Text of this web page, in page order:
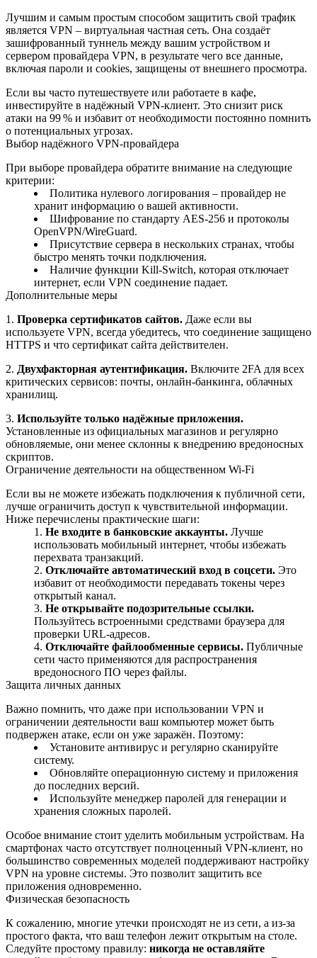
Лучшим и самым простым способом защитить свой трафик
является VPN – виртуальная частная сеть. Она создаёт
зашифрованный туннель между вашим устройством и
сервером провайдера VPN, в результате чего все данные,
включая пароли и cookies, защищены от внешнего просмотра.
Если вы часто путешествуете или работаете в кафе,
инвестируйте в надёжный VPN‑клиент. Это снизит риск
атаки на 99 % и избавит от необходимости постоянно помнить
о потенциальных угрозах.
Выбор надёжного VPN‑провайдера
При выборе провайдера обратите внимание на следующие
критерии:
Политика нулевого логирования – провайдер не
хранит информацию о вашей активности.
Шифрование по стандарту AES‑256 и протоколы
OpenVPN/WireGuard.
Присутствие сервера в нескольких странах, чтобы
быстро менять точки подключения.
Наличие функции Kill‑Switch, которая отключает
интернет, если VPN соединение падает.
Дополнительные меры
1. Проверка сертификатов сайтов. Даже если вы
используете VPN, всегда убедитесь, что соединение защищено
HTTPS и что сертификат сайта действителен.
2. Двухфакторная аутентификация. Включите 2FA для всех
критических сервисов: почты, онлайн‑банкинга, облачных
хранилищ.
3. Используйте только надёжные приложения.
Установленные из официальных магазинов и регулярно
обновляемые, они менее склонны к внедрению вредоносных
скриптов.
Ограничение деятельности на общественном Wi‑Fi
Если вы не можете избежать подключения к публичной сети,
лучше ограничить доступ к чувствительной информации.
Ниже перечислены практические шаги:
Не входите в банковские аккаунты. Лучше
использовать мобильный интернет, чтобы избежать
перехвата транзакций.
Отключайте автоматический вход в соцсети. Это
избавит от необходимости передавать токены через
открытый канал.
Не открывайте подозрительные ссылки.
Пользуйтесь встроенными средствами браузера для
проверки URL‑адресов.
Отключайте файлообменные сервисы. Публичные
сети часто применяются для распространения
вредоносного ПО через файлы.
Защита личных данных
Важно помнить, что даже при использовании VPN и
ограничении деятельности ваш компьютер может быть
подвержен атаке, если он уже заражён. Поэтому:
Установите антивирус и регулярно сканируйте
систему.
Обновляйте операционную систему и приложения
до последних версий.
Используйте менеджер паролей для генерации и
хранения сложных паролей.
Особое внимание стоит уделить мобильным устройствам. На
смартфонах часто отсутствует полноценный VPN‑клиент, но
большинство современных моделей поддерживают настройку
VPN на уровне системы. Это позволит защитить все
приложения одновременно.
Физическая безопасность
К сожалению, многие утечки происходят не из сети, а из-за
простого факта, что ваш телефон лежит открытым на столе.
Следуйте простому правилу: никогда не оставляйте